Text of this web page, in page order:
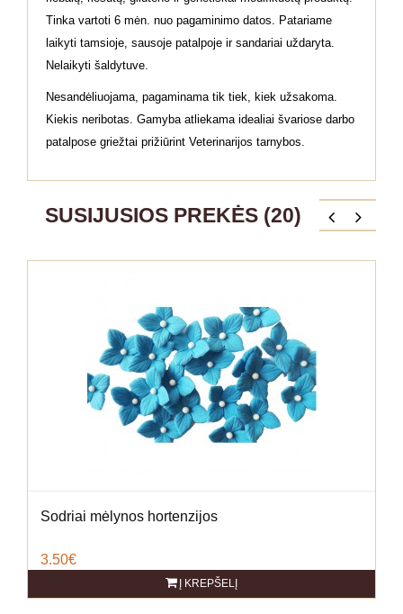
Tinka vartoti 6 mėn. nuo pagaminimo datos. Patariame
laikyti tamsioje, sausoje patalpoje ir sandariai uždaryta.
Nelaikyti šaldytuve.
Nesandėliuojama, pagaminama tik tiek, kiek užsakoma.
Kiekis neribotas. Gamyba atliekama idealiai švariose darbo
patalpose griežtai prižiūrint Veterinarijos tarnybos.
SUSIJUSIOS PREKĖS (20)
Sodriai mėlynos hortenzijos
3.50€
Į KREPŠELĮ